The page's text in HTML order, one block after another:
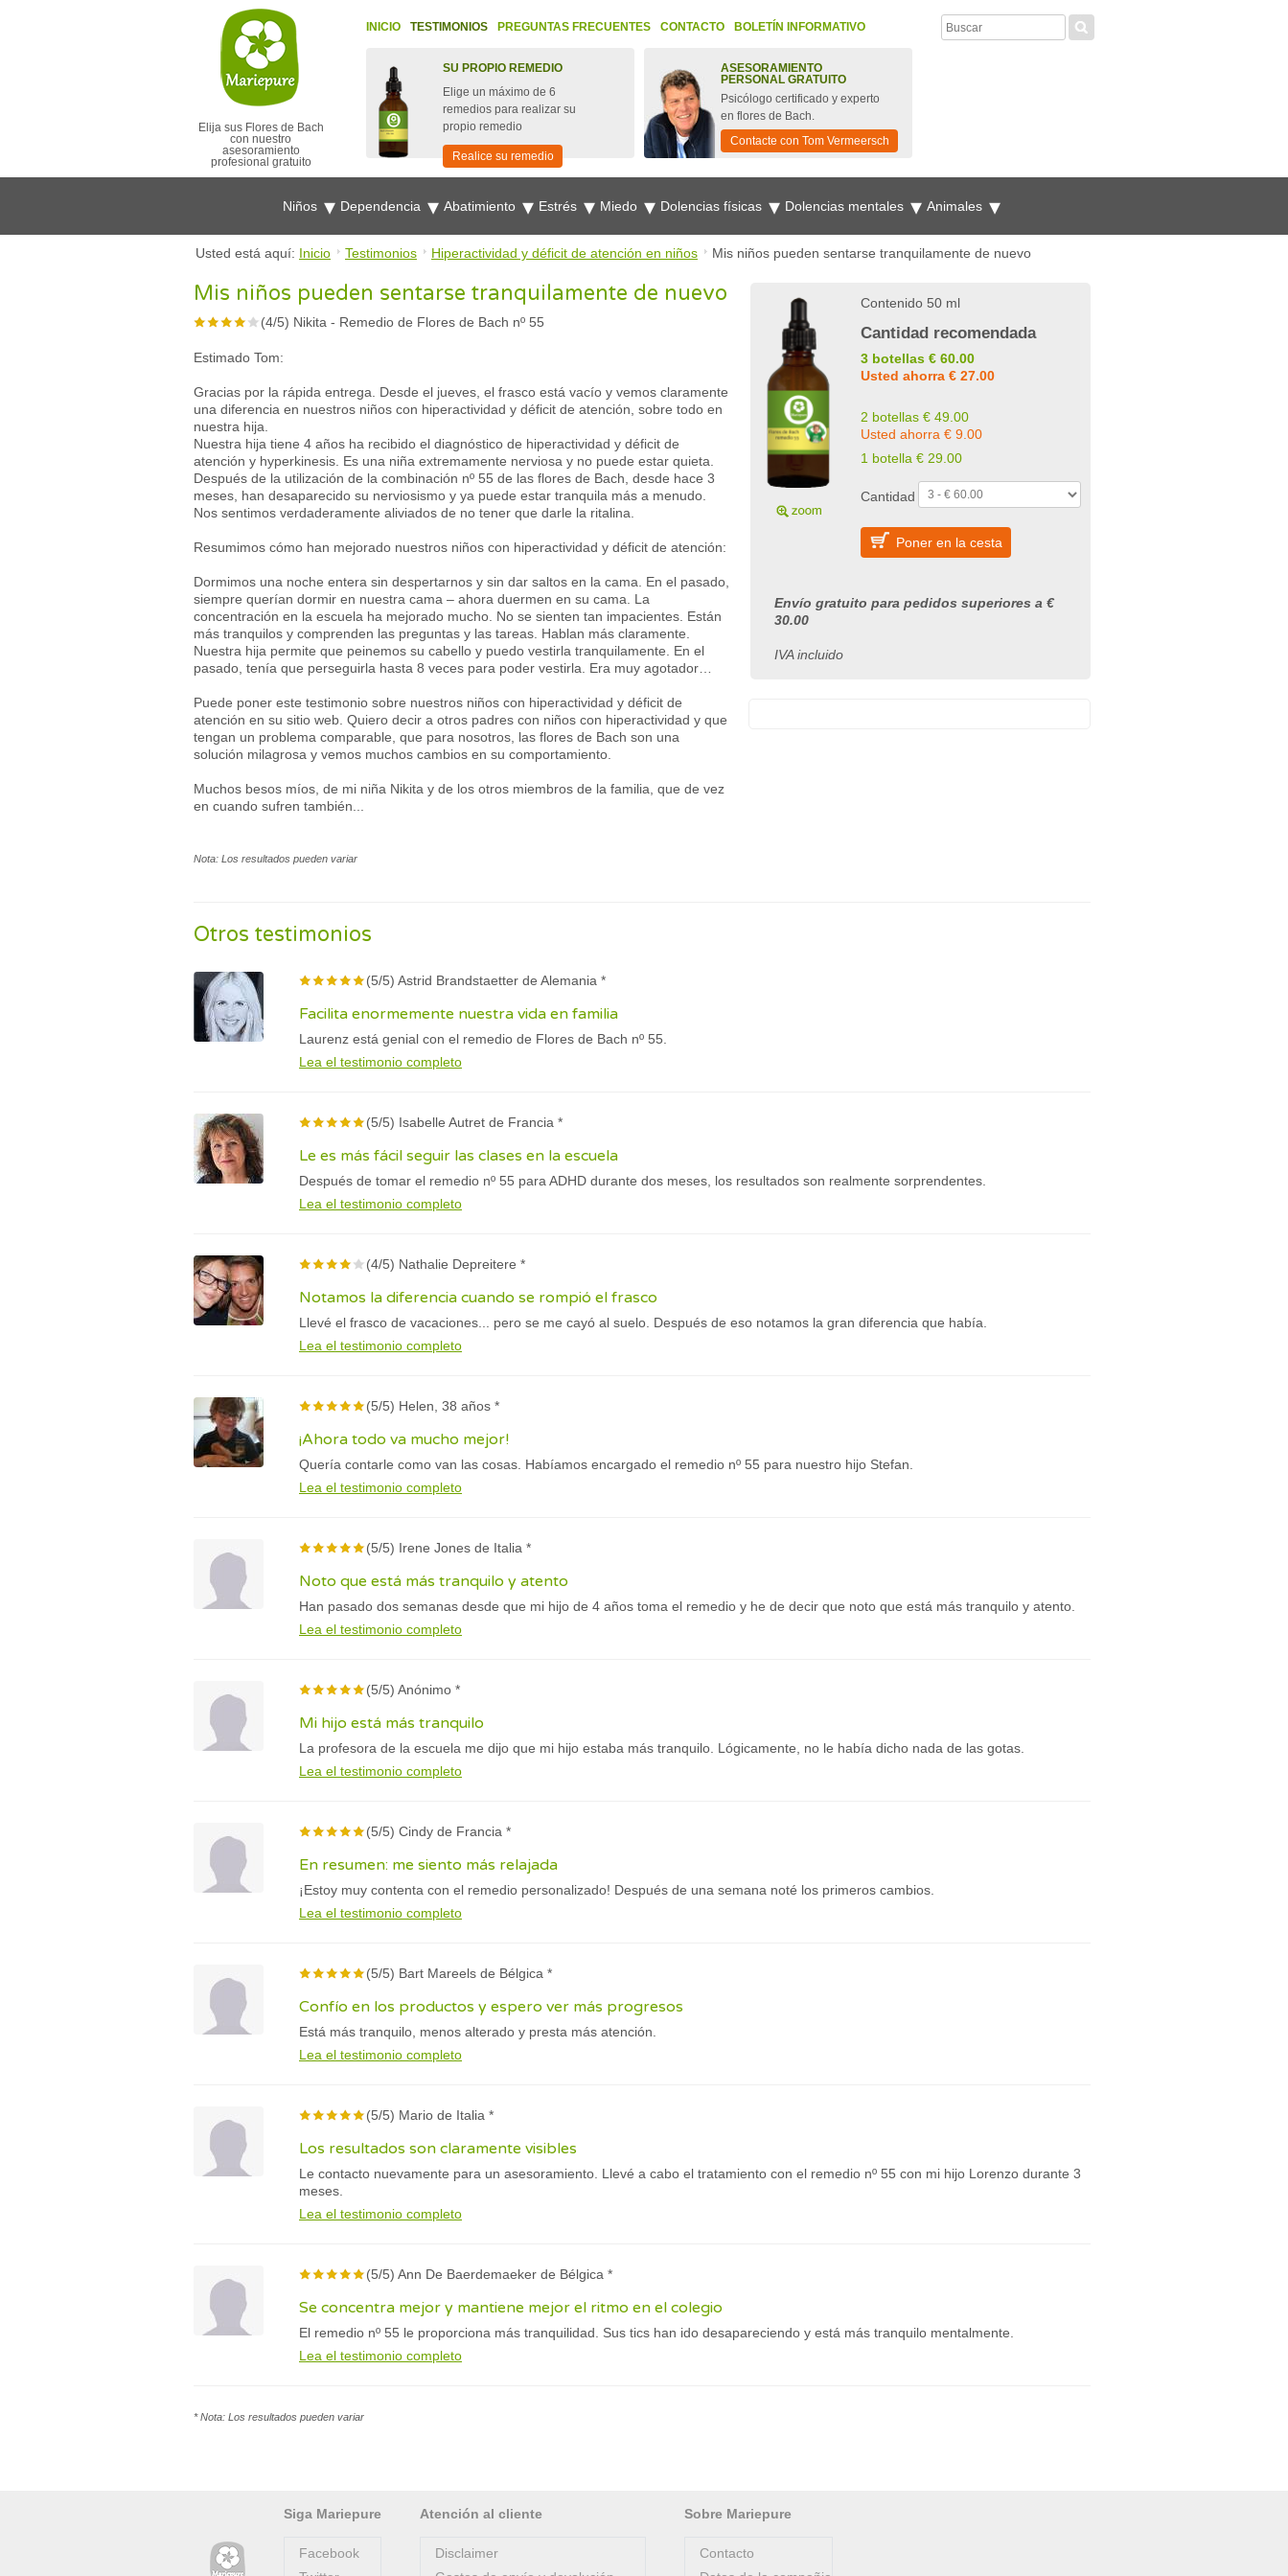
Elija sus Flores de Bach
con nuestro
asesoramiento
profesional gratuito
INICIO TESTIMONIOS PREGUNTAS FRECUENTES CONTACTO BOLETÍN INFORMATIVO
SU PROPIO REMEDIO
Elige un máximo de 6
remedios para realizar su
propio remedio
Realice su remedio
ASESORAMIENTO
PERSONAL GRATUITO
Psicólogo certificado y experto
en flores de Bach.
Contacte con Tom Vermeersch
Niños Dependencia Abatimiento Estrés Miedo Dolencias físicas Dolencias mentales Animales
Usted está aquí: Inicio Testimonios Hiperactividad y déficit de atención en niños Mis niños pueden sentarse tranquilamente de nuevo
Mis niños pueden sentarse tranquilamente de nuevo
(4/5) Nikita - Remedio de Flores de Bach nº 55
Estimado Tom:
Gracias por la rápida entrega. Desde el jueves, el frasco está vacío y vemos claramente
una diferencia en nuestros niños con hiperactividad y déficit de atención, sobre todo en
nuestra hija.
Nuestra hija tiene 4 años ha recibido el diagnóstico de hiperactividad y déficit de
atención y hyperkinesis. Es una niña extremamente nerviosa y no puede estar quieta.
Después de la utilización de la combinación nº 55 de las flores de Bach, desde hace 3
meses, han desaparecido su nerviosismo y ya puede estar tranquila más a menudo.
Nos sentimos verdaderamente aliviados de no tener que darle la ritalina.
Resumimos cómo han mejorado nuestros niños con hiperactividad y déficit de atención:
Dormimos una noche entera sin despertarnos y sin dar saltos en la cama. En el pasado,
siempre querían dormir en nuestra cama – ahora duermen en su cama. La
concentración en la escuela ha mejorado mucho. No se sienten tan impacientes. Están
más tranquilos y comprenden las preguntas y las tareas. Hablan más claramente.
Nuestra hija permite que peinemos su cabello y puedo vestirla tranquilamente. En el
pasado, tenía que perseguirla hasta 8 veces para poder vestirla. Era muy agotador…
Puede poner este testimonio sobre nuestros niños con hiperactividad y déficit de
atención en su sitio web. Quiero decir a otros padres con niños con hiperactividad y que
tengan un problema comparable, que para nosotros, las flores de Bach son una
solución milagrosa y vemos muchos cambios en su comportamiento.
Muchos besos míos, de mi niña Nikita y de los otros miembros de la familia, que de vez
en cuando sufren también...
Nota: Los resultados pueden variar
Contenido 50 ml
Cantidad recomendada
3 botellas € 60.00
Usted ahorra € 27.00
2 botellas € 49.00
Usted ahorra € 9.00
1 botella € 29.00
Cantidad
Poner en la cesta
Envío gratuito para pedidos superiores a €
30.00
IVA incluido
Otros testimonios
(5/5) Astrid Brandstaetter de Alemania *
Facilita enormemente nuestra vida en familia
Laurenz está genial con el remedio de Flores de Bach nº 55.
Lea el testimonio completo
(5/5) Isabelle Autret de Francia *
Le es más fácil seguir las clases en la escuela
Después de tomar el remedio nº 55 para ADHD durante dos meses, los resultados son realmente sorprendentes.
Lea el testimonio completo
(4/5) Nathalie Depreitere *
Notamos la diferencia cuando se rompió el frasco
Llevé el frasco de vacaciones... pero se me cayó al suelo. Después de eso notamos la gran diferencia que había.
Lea el testimonio completo
(5/5) Helen, 38 años *
¡Ahora todo va mucho mejor!
Quería contarle como van las cosas. Habíamos encargado el remedio nº 55 para nuestro hijo Stefan.
Lea el testimonio completo
(5/5) Irene Jones de Italia *
Noto que está más tranquilo y atento
Han pasado dos semanas desde que mi hijo de 4 años toma el remedio y he de decir que noto que está más tranquilo y atento.
Lea el testimonio completo
(5/5) Anónimo *
Mi hijo está más tranquilo
La profesora de la escuela me dijo que mi hijo estaba más tranquilo. Lógicamente, no le había dicho nada de las gotas.
Lea el testimonio completo
(5/5) Cindy de Francia *
En resumen: me siento más relajada
¡Estoy muy contenta con el remedio personalizado! Después de una semana noté los primeros cambios.
Lea el testimonio completo
(5/5) Bart Mareels de Bélgica *
Confío en los productos y espero ver más progresos
Está más tranquilo, menos alterado y presta más atención.
Lea el testimonio completo
(5/5) Mario de Italia *
Los resultados son claramente visibles
Le contacto nuevamente para un asesoramiento. Llevé a cabo el tratamiento con el remedio nº 55 con mi hijo Lorenzo durante 3
meses.
Lea el testimonio completo
(5/5) Ann De Baerdemaeker de Bélgica *
Se concentra mejor y mantiene mejor el ritmo en el colegio
El remedio nº 55 le proporciona más tranquilidad. Sus tics han ido desapareciendo y está más tranquilo mentalmente.
Lea el testimonio completo
* Nota: Los resultados pueden variar
Siga Mariepure
Facebook
Atención al cliente
Disclaimer
Sobre Mariepure
Contacto